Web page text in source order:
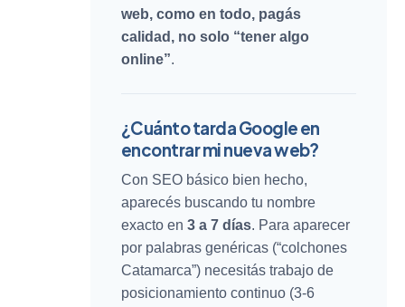
web, como en todo, pagás
calidad, no solo “tener algo
online”.
¿Cuánto tarda Google en
encontrar mi nueva web?
Con SEO básico bien hecho,
aparecés buscando tu nombre
exacto en 3 a 7 días. Para aparecer
por palabras genéricas (“colchones
Catamarca”) necesitás trabajo de
posicionamiento continuo (3-6